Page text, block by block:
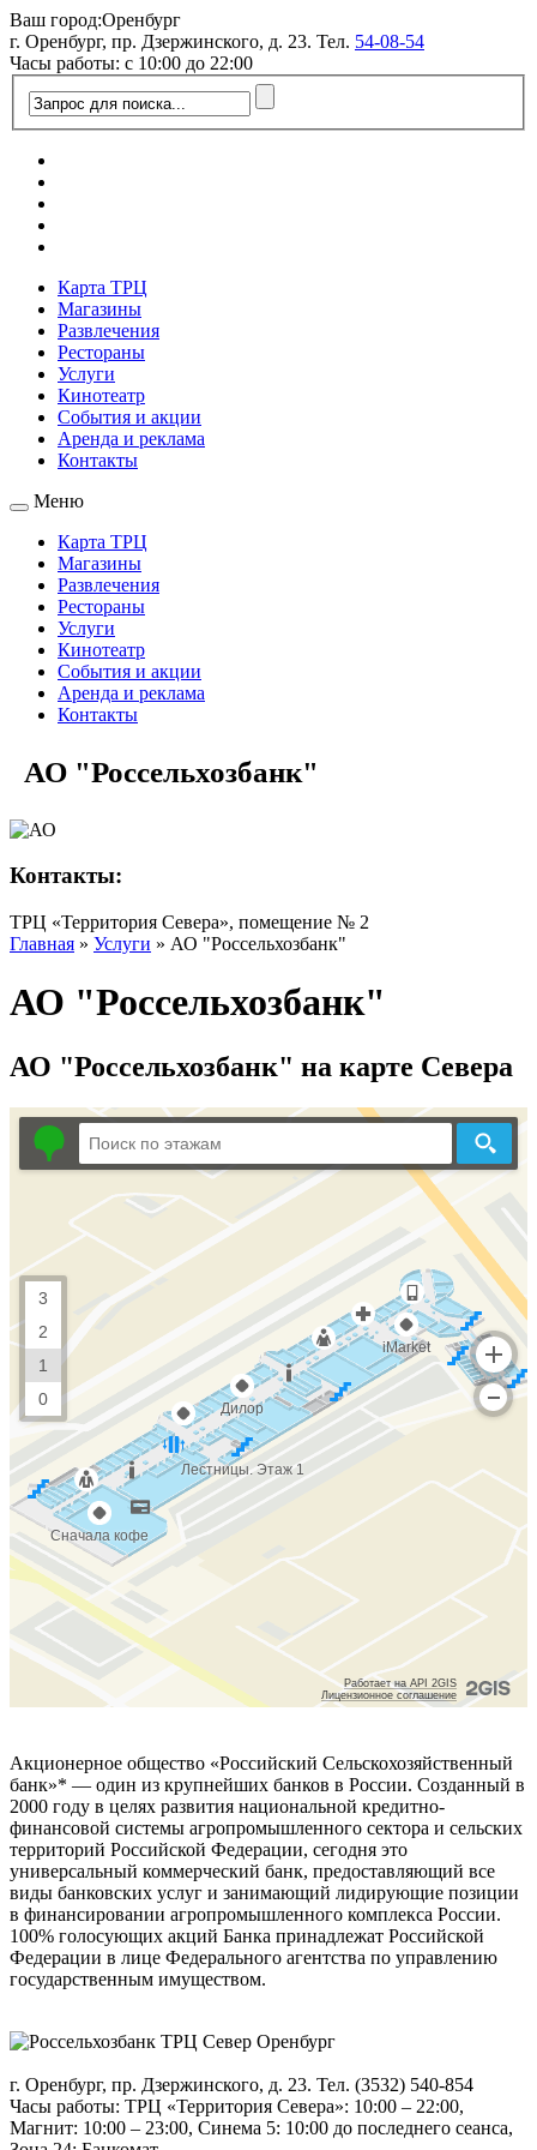
Ваш город:Оренбург
г. Оренбург, пр. Дзержинского, д. 23. Тел. 54-08-54
Часы работы: с 10:00 до 22:00
Карта ТРЦ
Магазины
Развлечения
Рестораны
Услуги
Кинотеатр
События и акции
Аренда и реклама
Контакты
Меню
Карта ТРЦ
Магазины
Развлечения
Рестораны
Услуги
Кинотеатр
События и акции
Аренда и реклама
Контакты
АО "Россельхозбанк"
Контакты:
ТРЦ «Территория Севера», помещение № 2
Главная » Услуги » АО "Россельхозбанк"
АО "Россельхозбанк"
АО "Россельхозбанк" на карте Севера
Акционерное общество «Российский Сельскохозяйственный
банк»* — один из крупнейших банков в России. Созданный в
2000 году в целях развития национальной кредитно-
финансовой системы агропромышленного сектора и сельских
территорий Российской Федерации, сегодня это
универсальный коммерческий банк, предоставляющий все
виды банковских услуг и занимающий лидирующие позиции
в финансировании агропромышленного комплекса России.
100% голосующих акций Банка принадлежат Российской
Федерации в лице Федерального агентства по управлению
государственным имуществом.
г. Оренбург, пр. Дзержинского, д. 23. Тел. (3532) 540-854
Часы работы: ТРЦ «Территория Севера»: 10:00 – 22:00,
Магнит: 10:00 – 23:00, Синема 5: 10:00 до последнего сеанса,